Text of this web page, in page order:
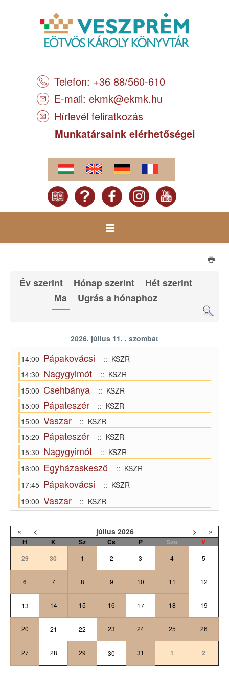
Telefon: +36 88/560-610
E-mail: ekmk@ekmk.hu
Hírlevél feliratkozás
Munkatársaink elérhetőségei
Év szerint Hónap szerint
Hét szerint
Ma
Ugrás a hónaphoz
2026. július 11. , szombat
14:00 Pápakovácsi
:: KSZR
14:30 Nagygyimót
:: KSZR
15:00 Csehbánya
:: KSZR
15:00 Pápateszér
:: KSZR
15:00 Vaszar
:: KSZR
15:20 Pápateszér
:: KSZR
15:30 Nagygyimót
:: KSZR
16:00 Egyházaskesző
:: KSZR
17:45 Pápakovácsi
:: KSZR
19:00 Vaszar :: KSZR
« < július 2026 > »
H K Sz Cs P Szo
V
29
30 1 2 3 4 5
6 7 8 9 10 11 12
13 14 15 16 17 18 19
20 21 22 23 24 25 26
27 28 29 30 31 1 2